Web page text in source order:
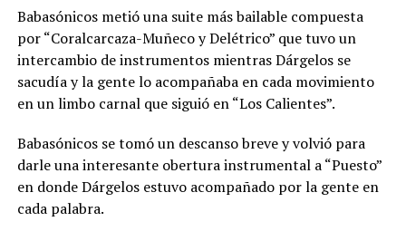
Babasónicos metió una suite más bailable compuesta
por “Coralcarcaza-Muñeco y Delétrico” que tuvo un
intercambio de instrumentos mientras Dárgelos se
sacudía y la gente lo acompañaba en cada movimiento
en un limbo carnal que siguió en “Los Calientes”.
Babasónicos se tomó un descanso breve y volvió para
darle una interesante obertura instrumental a “Puesto”
en donde Dárgelos estuvo acompañado por la gente en
cada palabra.